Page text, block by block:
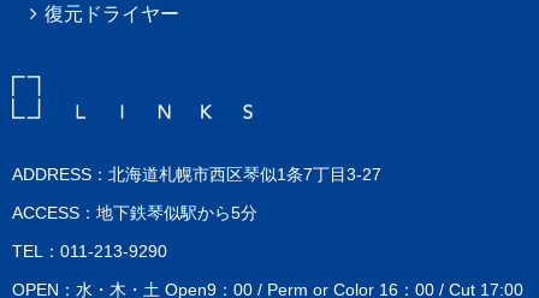
復元ドライヤー
ADDRESS：北海道札幌市西区琴似1条7丁目3-27
ACCESS：地下鉄琴似駅から5分
TEL：011-213-9290
OPEN：水・木・土 Open9：00 / Perm or Color 16：00 / Cut 17:00